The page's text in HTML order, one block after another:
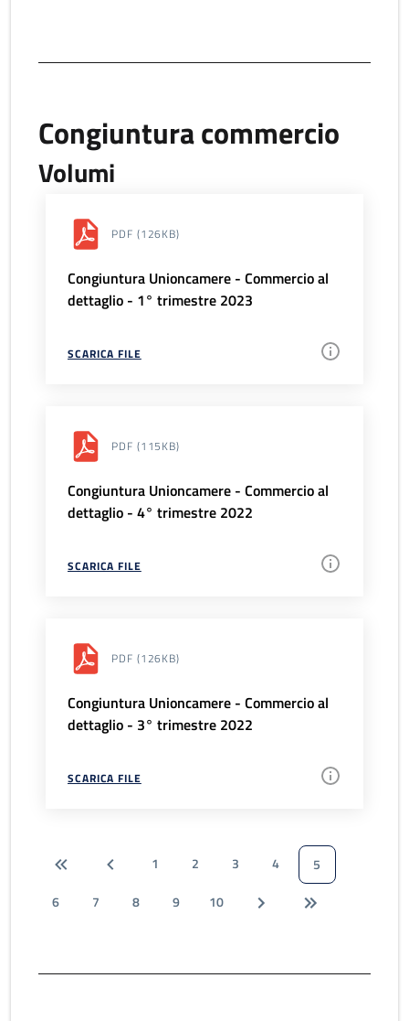
Congiuntura commercio
Volumi
PDF (126KB)
Congiuntura Unioncamere - Commercio al
dettaglio - 1° trimestre 2023
SCARICA FILE
PDF (115KB)
Congiuntura Unioncamere - Commercio al
dettaglio - 4° trimestre 2022
SCARICA FILE
PDF (126KB)
Congiuntura Unioncamere - Commercio al
dettaglio - 3° trimestre 2022
SCARICA FILE
1 2 3 4
5
6
7 8 9 10